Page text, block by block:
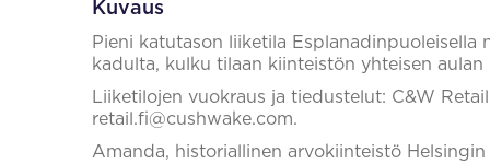
Kuvaus
Pieni katutason liiketila Esplanadinpuoleisella
kadulta, kulku tilaan kiinteistön yhteisen
Liiketilojen vuokraus ja tiedustelut: C&W
retail.fi@cushwake.com.
Amanda, historiallinen arvokiinteistö